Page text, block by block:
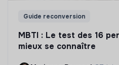
Guide reconversion
MBTI : Le test des 16
mieux se connaître